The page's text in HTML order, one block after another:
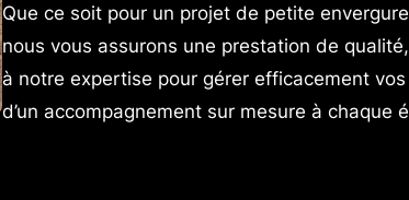
Que ce soit pour un projet de petite
nous vous assurons une prestation de
à notre expertise pour gérer efficacement
d’un accompagnement sur mesure à chaque